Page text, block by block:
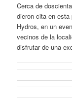
Cerca de
dieron cita en
Hydros, en un
vecinos de la
disfrutar de una